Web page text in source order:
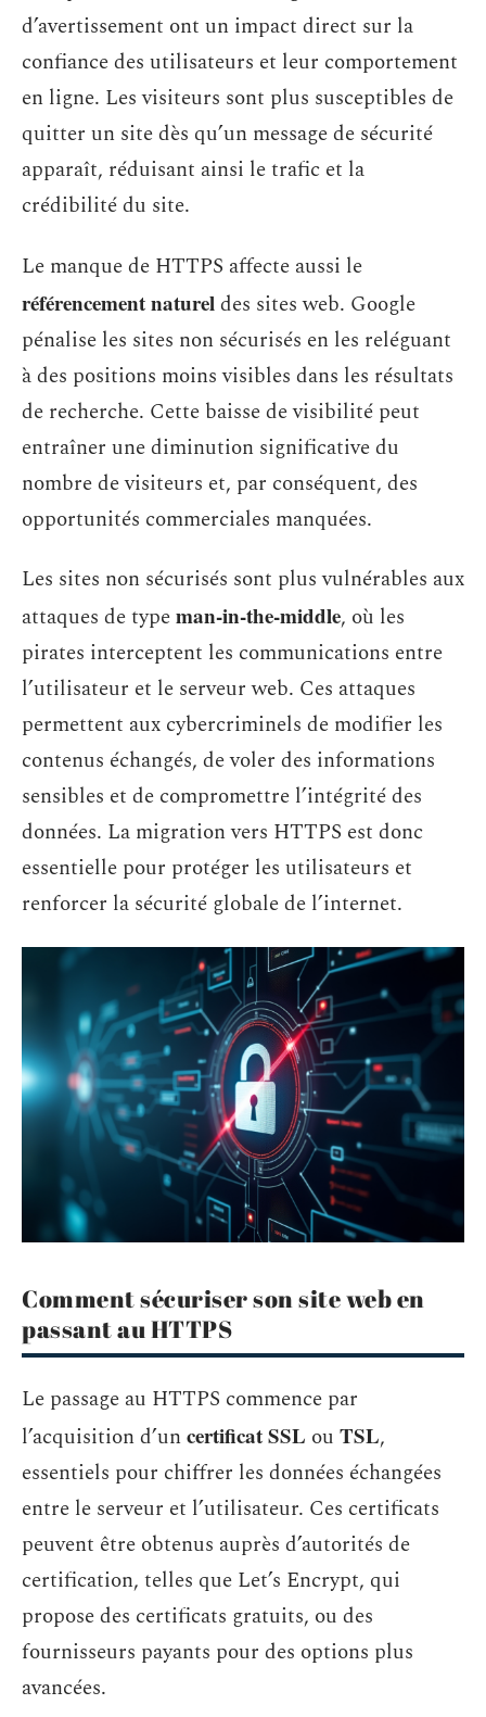
d’avertissement ont un impact direct sur la
confiance des utilisateurs et leur comportement
en ligne. Les visiteurs sont plus susceptibles de
quitter un site dès qu’un message de sécurité
apparaît, réduisant ainsi le trafic et la
crédibilité du site.
Le manque de HTTPS affecte aussi le
référencement natureldes sites web. Google
pénalise les sites non sécurisés en les reléguant
à des positions moins visibles dans les résultats
de recherche. Cette baisse de visibilité peut
entraîner une diminution significative du
nombre de visiteurs et, par conséquent, des
opportunités commerciales manquées.
Les sites non sécurisés sont plus vulnérables aux
attaques de typeman-in-the-middle, où les
pirates interceptent les communications entre
l’utilisateur et le serveur web. Ces attaques
permettent aux cybercriminels de modifier les
contenus échangés, de voler des informations
sensibles et de compromettre l’intégrité des
données. La migration vers HTTPS est donc
essentielle pour protéger les utilisateurs et
renforcer la sécurité globale de l’internet.
Comment sécuriser son site web en
passant au HTTPS
Le passage au HTTPS commence par
l’acquisition d’uncertificat SSL ou TSL,
essentiels pour chiffrer les données échangées
entre le serveur et l’utilisateur. Ces certificats
peuvent être obtenus auprès d’autorités de
certification, telles que Let’s Encrypt, qui
propose des certificats gratuits, ou des
fournisseurs payants pour des options plus
avancées.